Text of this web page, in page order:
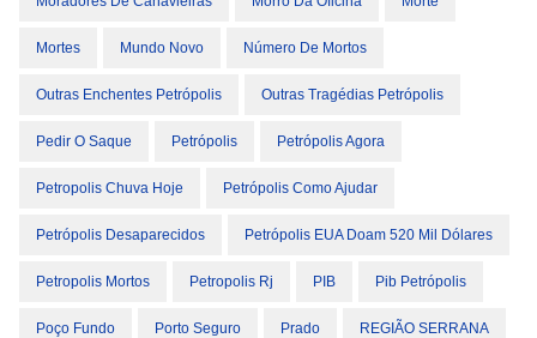
Mortes Mundo Novo Número De Mortos
Outras Enchentes Petrópolis Outras Tragédias Petrópolis
Pedir O Saque Petrópolis Petrópolis Agora
Petropolis Chuva Hoje Petrópolis Como Ajudar
Petrópolis Desaparecidos Petrópolis EUA Doam 520 Mil Dólares
Petropolis Mortos Petropolis Rj PIB Pib Petrópolis
Poço Fundo Porto Seguro Prado REGIÃO SERRANA